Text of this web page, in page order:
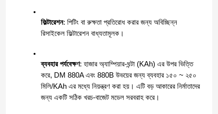
ফিল্টারেশন: পিটিং বা রুক্ষতা প্রতিরোধ করার জন্য অবিচ্ছিন্ন
রিসাইকেল ফিল্টারেশন বাধ্যতামূলক।
ব্যবহার পর্যবেক্ষণ: হাজার অ্যাম্পিয়ার-ঘন্টা (KAh) এর উপর ভিত্তি
করে, DM 880A এবং 880B উভয়ের জন্য ব্যবহার ১৫০ ~ ২৫০
মিলি/KAh এর মধ্যে নিয়ন্ত্রণ করা হয়। এটি বড় আকারের নির্মাতাদের
জন্য একটি সঠিক খরচ-বাজেট মডেল সরবরাহ করে।